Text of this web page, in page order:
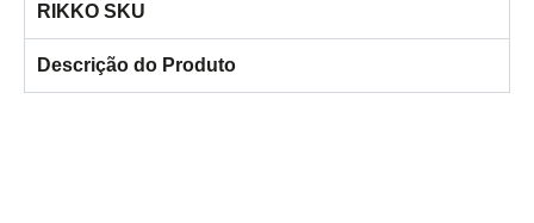
RIKKO SKU
Descrição do Produto